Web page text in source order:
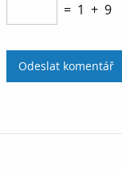
= 1 + 9